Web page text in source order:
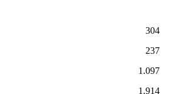
304
237
1.097
1.914